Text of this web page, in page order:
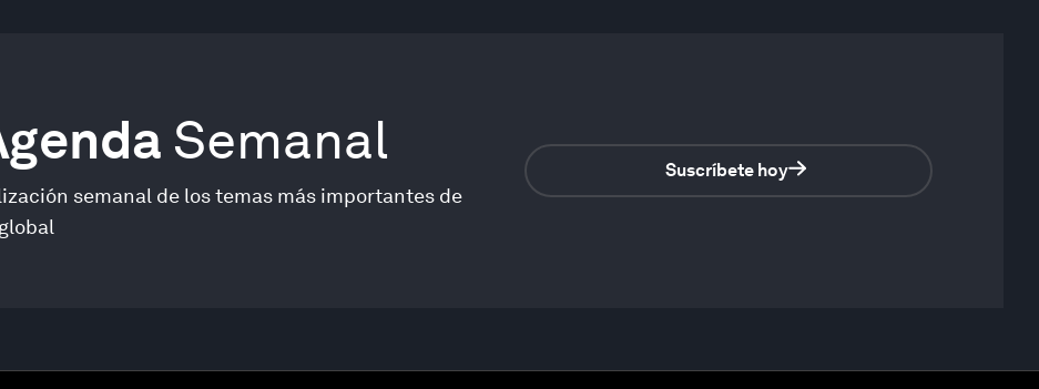
Semanal
semanal de los temas más importantes de
Suscríbete hoy